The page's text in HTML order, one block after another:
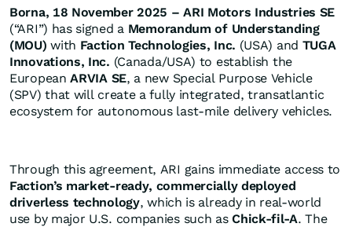
Borna, 18 November 2025 – ARI Motors Industries SE
(“ARI”) has signed a Memorandum of Understanding
(MOU) with Faction Technologies, Inc. (USA) and TUGA
Innovations, Inc. (Canada/USA) to establish the
EuropeanARVIA SE, a new Special Purpose Vehicle
(SPV) that will create a fully integrated, transatlantic
ecosystem for autonomous last-mile delivery vehicles.
Through this agreement, ARI gains immediate access to
Faction’s market-ready, commercially deployed
driverless technology, which is already in real-world
use by major U.S. companies such asChick-fil-A. The